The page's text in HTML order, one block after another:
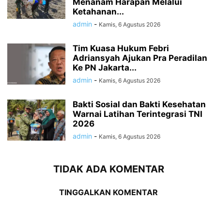
Menanam Harapan Melalui
Ketahanan...
admin - Kamis, 6 Agustus 2026
Tim Kuasa Hukum Febri
Adriansyah Ajukan Pra Peradilan
Ke PN Jakarta...
admin - Kamis, 6 Agustus 2026
Bakti Sosial dan Bakti Kesehatan
Warnai Latihan Terintegrasi TNI
2026
admin - Kamis, 6 Agustus 2026
TIDAK ADA KOMENTAR
TINGGALKAN KOMENTAR